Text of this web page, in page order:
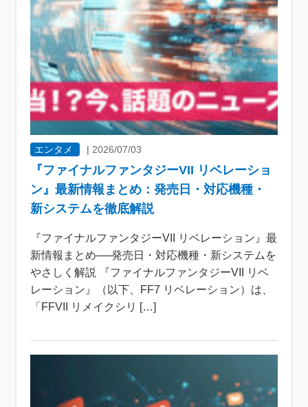
エンタメ |2026/07/03
『ファイナルファンタジーVII リベレーショ
ン』最新情報まとめ：発売日・対応機種・
新システムを徹底解説
『ファイナルファンタジーVII リベレーション』最
新情報まとめ──発売日・対応機種・新システムを
やさしく解説 『ファイナルファンタジーVII リベ
レーション』（以下、FF7 リベレーション）は、
「FFVII リメイクシリ […]